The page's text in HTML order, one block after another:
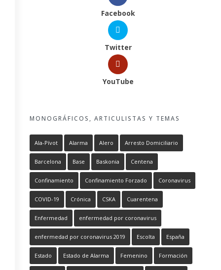
Facebook
Twitter
YouTube
MONOGRÁFICOS, ARTICULISTAS Y TEMAS
Ala-Pívot Alarma Alero Arresto Domiciliario
Barcelona Base Baskonia Centena
Confinamiento Confinamiento Forzado Coronavirus
COVID-19 Crónica CSKA Cuarentena
Enfermedad enfermedad por coronavirus
enfermedad por coronavirus 2019 Escolta España
Estado Estado de Alarma Femenino Formación